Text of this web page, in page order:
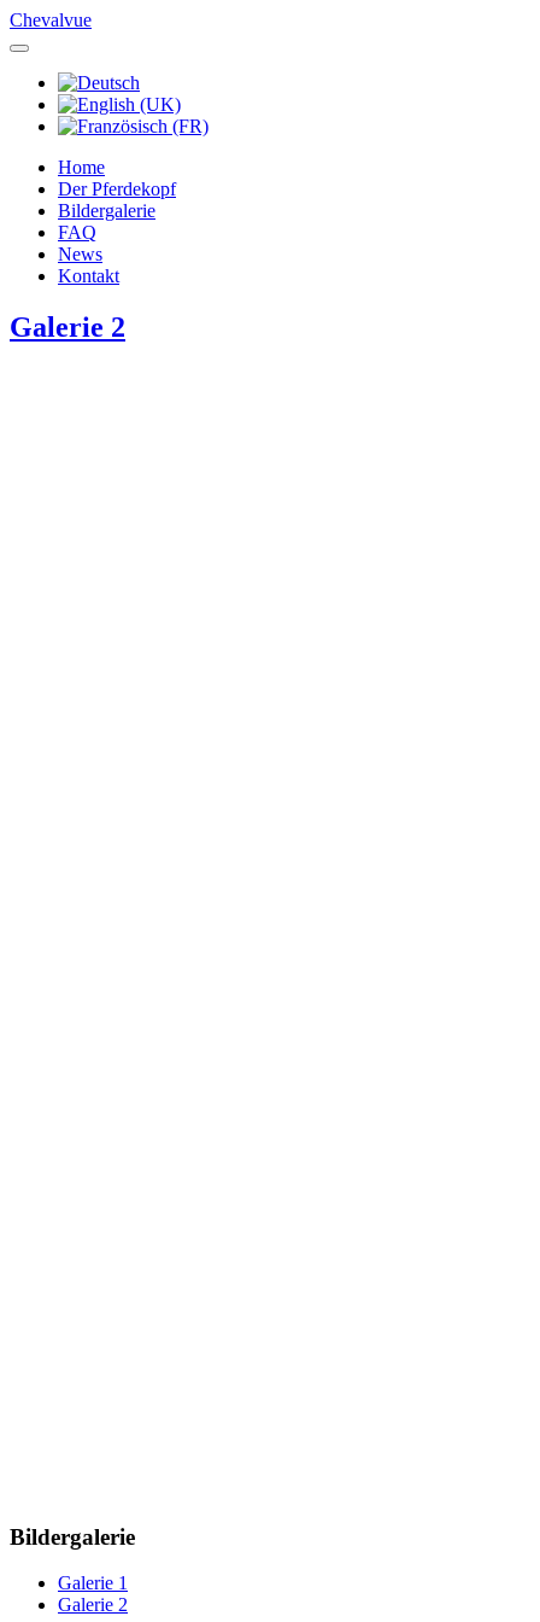
Chevalvue
Home
Der Pferdekopf
Bildergalerie
FAQ
News
Kontakt
Galerie 2
Bildergalerie
Galerie 1
Galerie 2